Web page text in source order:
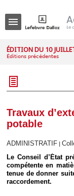
ÉDITION DU 10
Éditions précédentes
Travaux
potable
ADMINISTRATIF
Le Conseil d’État
compétente en
tenue de donner
raccordement.